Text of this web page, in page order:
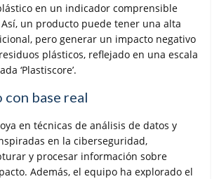
en un indicador comprensible
un producto puede tener una alta
pero generar un impacto negativo
plásticos, reflejado en una escala
‘Plastiscore’.
base real
en técnicas de análisis de datos y
en la ciberseguridad,
y procesar información sobre
Además, el equipo ha explorado el